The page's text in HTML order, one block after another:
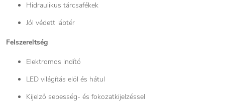
Hidraulikus tárcsafékek
Jól védett lábtér
Felszereltség
Elektromos indító
LED világítás elöl és hátul
Kijelző sebesség- és fokozatkijelzéssel